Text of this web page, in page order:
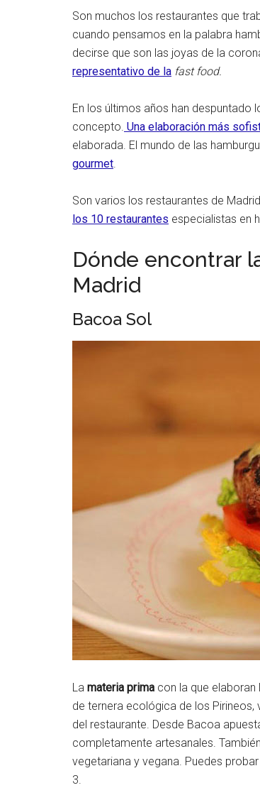
Son muchos los restaurantes que
cuando pensamos en la palabra
decirse que son las joyas de la
representativo de la fast food.
En los últimos años han despuntado
concepto. Una elaboración más
elaborada. El mundo de las
gourmet.
Son varios los restaurantes de
los 10 restaurantes especialistas en
Dónde encontrar
Madrid
Bacoa Sol
La materia prima con la que
de ternera ecológica de los
del restaurante. Desde Bacoa
completamente artesanales.
vegetariana y vegana. Puedes
3.